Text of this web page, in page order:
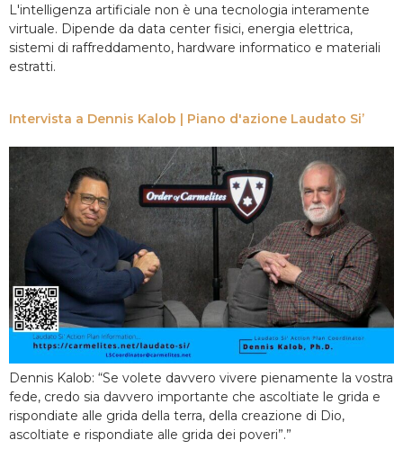
L'intelligenza artificiale non è una tecnologia interamente
virtuale. Dipende da data center fisici, energia elettrica,
sistemi di raffreddamento, hardware informatico e materiali
estratti.
Intervista a Dennis Kalob | Piano d'azione Laudato Si’
Dennis Kalob: “Se volete davvero vivere pienamente la vostra
fede, credo sia davvero importante che ascoltiate le grida e
rispondiate alle grida della terra, della creazione di Dio,
ascoltiate e rispondiate alle grida dei poveri”.”